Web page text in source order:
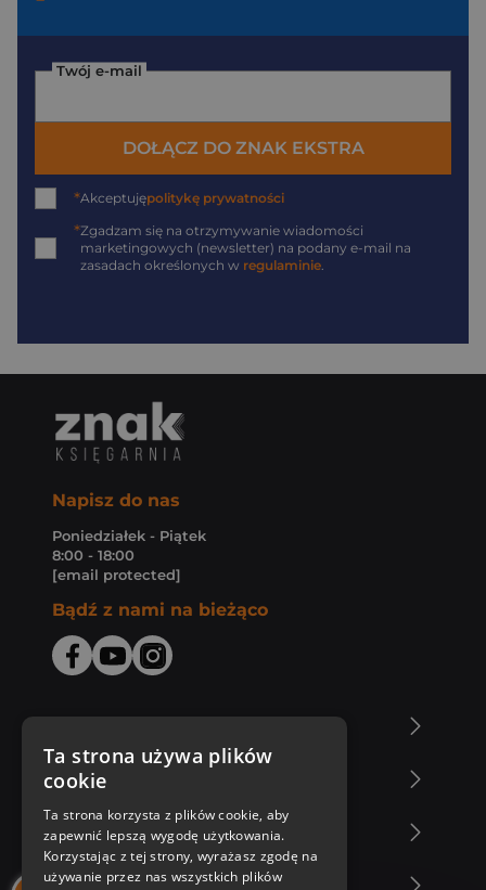
Twój e-mail
DOŁĄCZ DO ZNAK EKSTRA
*Akceptujępolitykę prywatności
*Zgadzam się na otrzymywanie wiadomości
marketingowych (newsletter) na podany e-mail na
zasadach określonych w regulaminie
Napisz do nas
Poniedziałek - Piątek
8:00 - 18:00
[email protected]
Bądź z nami na bieżąco
Zakupy u nas
Nasza oferta
Ta strona używa plików
cookie
Ta strona korzysta z plików cookie, aby
zapewnić lepszą wygodę użytkowania.
Korzystając z tej strony, wyrażasz zgodę na
używanie przez nas wszystkich plików